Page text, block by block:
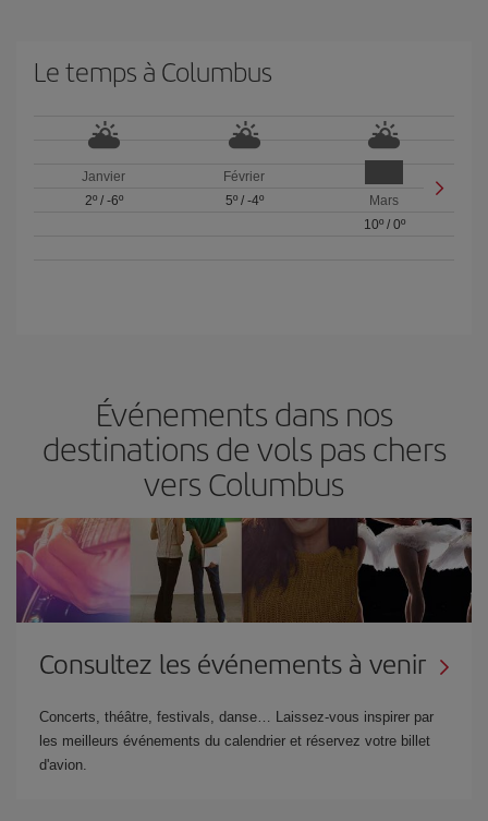
Le temps à Columbus
Janvier
2º/ -6º
Février
5º/ -4º
Mars
10º/ 0º
Événements dans nos
destinations de vols pas chers
vers Columbus
Consultez les événements à venir
Concerts, théâtre, festivals, danse… Laissez-vous inspirer par
les meilleurs événements du calendrier et réservez votre billet
d'avion.